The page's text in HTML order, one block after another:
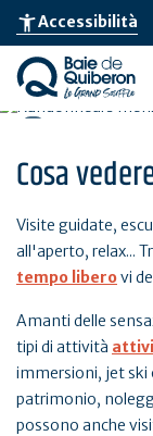
Skip
main
content
accessibility_newAccessibilità
Cosa
Visite guidate,
all'aperto, relax...
tempo liberovi
Amanti delle
tipi di attività
immersioni, jet ski
patrimonio,
possono anche